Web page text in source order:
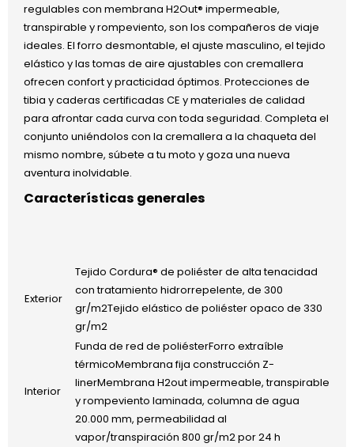
regulables con membrana H2Out® impermeable,
transpirable y rompeviento, son los compañeros de viaje
ideales. El forro desmontable, el ajuste masculino, el tejido
elástico y las tomas de aire ajustables con cremallera
ofrecen confort y practicidad óptimos. Protecciones de
tibia y caderas certificadas CE y materiales de calidad
para afrontar cada curva con toda seguridad. Completa el
conjunto uniéndolos con la cremallera a la chaqueta del
mismo nombre, súbete a tu moto y goza una nueva
aventura inolvidable.
Características generales
Exterior
Tejido Cordura® de poliéster de alta tenacidad
con tratamiento hidrorrepelente, de 300
gr/m2Tejido elástico de poliéster opaco de 330
gr/m2
Interior
Funda de red de poliésterForro extraíble
térmicoMembrana fija construcción Z-
linerMembrana H2out impermeable, transpirable
y rompeviento laminada, columna de agua
20.000 mm, permeabilidad al
vapor/transpiración 800 gr/m2 por 24 h